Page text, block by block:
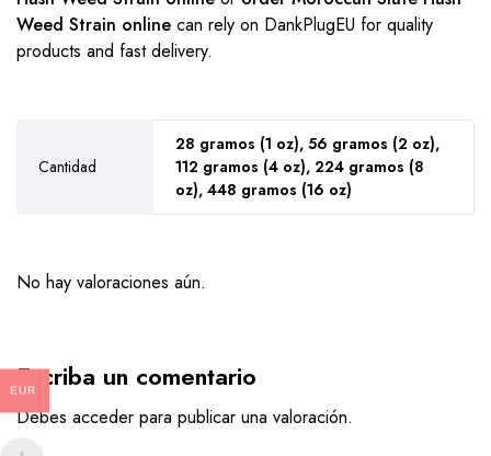
Weed Strain online can rely on DankPlugEU for quality
products and fast delivery.
Cantidad
28 gramos (1 oz), 56 gramos (2 oz),
112 gramos (4 oz), 224 gramos (8
oz), 448 gramos (16 oz)
No hay valoraciones aún.
Escriba un comentario
Debes acceder para publicar una valoración.
EUR